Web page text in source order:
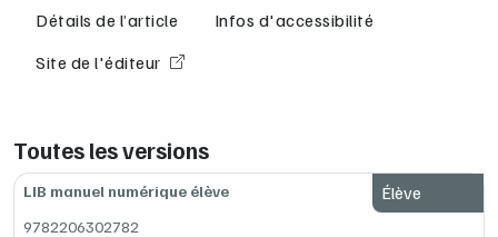
Un ouvrage répondant aux exigences des diplômes et
référentiels :indispensablepour réussir les
(partie écrite et partie technique).
Desauteurs connus
Toutes les ressources du manuel numérique élève
Utilisable sur un smartphone, une tablette ou un
ordinateur, avec ou sans connexion Internet.
Détails de l’article
Infos d'accessibilité
Site de l'éditeur
Toutes les versions
Élève
LIB manuel numérique élève
9782206302782